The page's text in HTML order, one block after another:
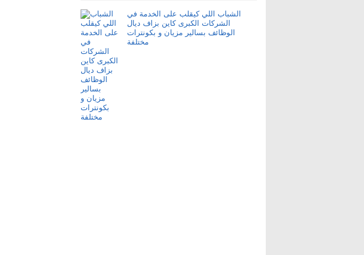
الشباب اللي كيقلب على الخدمة في
الشركات الكبرى كاين بزاف ديال
الوظائف بسالير مزيان و بكونترات
مختلفة